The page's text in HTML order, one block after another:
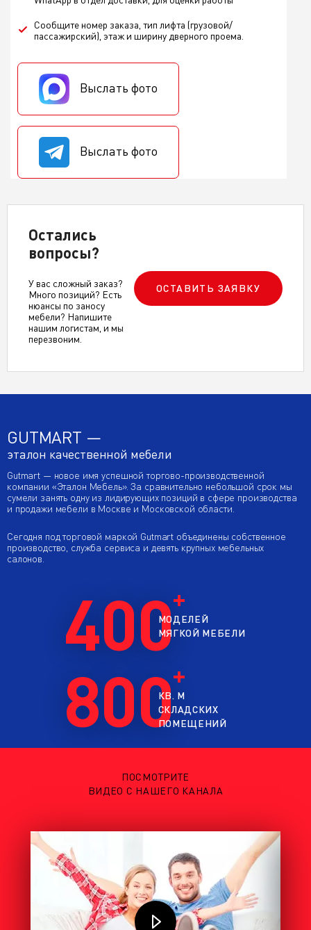
Сообщите номер заказа, тип лифта (грузовой/
пассажирский), этаж и ширину дверного проема.
Выслать фото
Выслать фото
Остались
вопросы?
У вас сложный заказ?
Много позиций? Есть
нюансы по заносу
мебели? Напишите
нашим логистам, и мы
перезвоним.
ОСТАВИТЬ ЗАЯВКУ
GUTMART —
эталон качественной мебели
Gutmart — новое имя успешной торгово-производственной
компании «Эталон Мебель». За сравнительно небольшой срок мы
сумели занять одну из лидирующих позиций в сфере производства
и продажи мебели в Москве и Московской области.
Сегодня под торговой маркой Gutmart объединены собственное
производство, служба сервиса и девять крупных мебельных
салонов.
400МОДЕЛЕЙ
МЯГКОЙ МЕБЕЛИ
800
КВ. М
СКЛАДСКИХ
ПОМЕЩЕНИЙ
ПОСМОТРИТЕ
ВИДЕО С НАШЕГО КАНАЛА